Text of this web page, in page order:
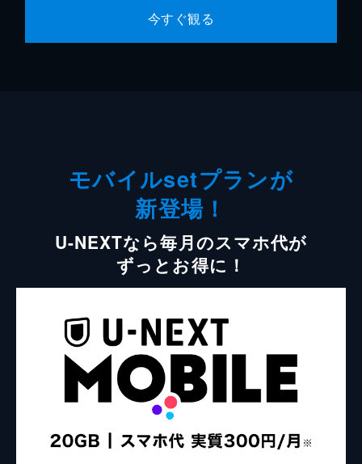
今すぐ観る
モバイルsetプランが
新登場！
U-NEXTなら毎月のスマホ代が
ずっとお得に！